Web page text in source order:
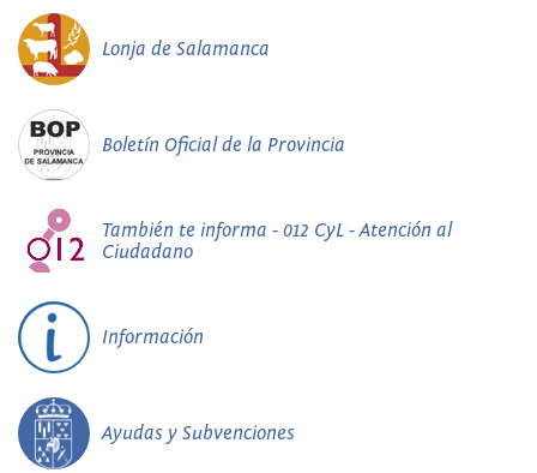
Lonja de Salamanca
Boletín Oficial de la Provincia
También te informa - 012 CyL - Atención al
Ciudadano
Información
Ayudas y Subvenciones